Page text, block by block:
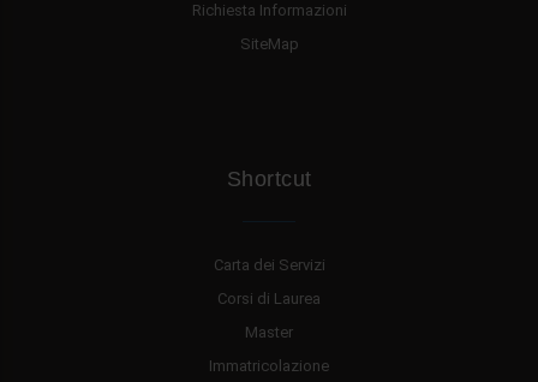
Richiesta Informazioni
SiteMap
Shortcut
Carta dei Servizi
Corsi di Laurea
Master
Immatricolazione